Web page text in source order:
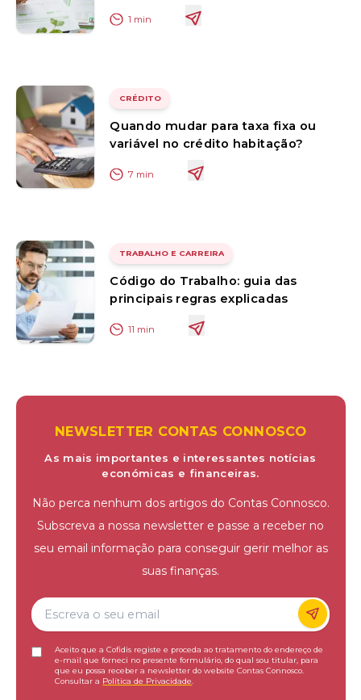
1 min
CRÉDITO
Quando mudar para taxa fixa ou
variável no crédito habitação?
7 min
TRABALHO E CARREIRA
Código do Trabalho: guia das
principais regras explicadas
11 min
NEWSLETTER CONTAS CONNOSCO
As mais importantes e interessantes notícias
económicas e financeiras.
Não perca nenhum dos artigos do Contas Connosco.
Subscreva a nossa newsletter e passe a receber no
seu email informação para conseguir gerir melhor as
suas finanças.
Aceito que a Cofidis registe e proceda ao tratamento do endereço de
e-mail que forneci no presente formulário, do qual sou titular, para
que eu possa receber a newsletter do website Contas Connosco.
Consultar a Política de Privacidade